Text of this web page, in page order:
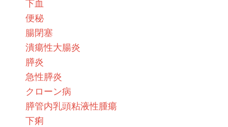
下血
便秘
腸閉塞
潰瘍性大腸炎
膵炎
急性膵炎
クローン病
膵管内乳頭粘液性腫瘍
下痢